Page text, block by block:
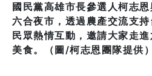
國民黨高雄市長參選人柯志
六合夜市，透過農產交流支持
民眾熱情互動，邀請大家走
美食。（圖/柯志恩團隊提供）